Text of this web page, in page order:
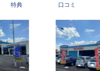
特典
口コミ